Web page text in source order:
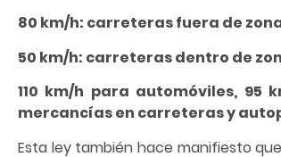
80 km/h: carreteras fuera de
50 km/h: carreteras dentro de
110 km/h para automóviles,
mercancías en carreteras y
Esta ley también hace manifiesto